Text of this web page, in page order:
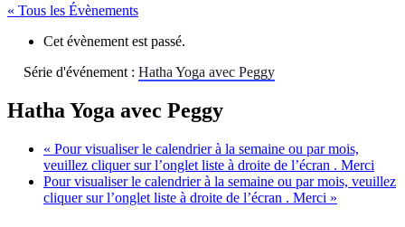
« Tous les Évènements
Cet évènement est passé.
Série d'événement : Hatha Yoga avec Peggy
Hatha Yoga avec Peggy
« Pour visualiser le calendrier à la semaine ou par mois,
veuillez cliquer sur l’onglet liste à droite de l’écran . Merci
Pour visualiser le calendrier à la semaine ou par mois, veuillez
cliquer sur l’onglet liste à droite de l’écran . Merci »